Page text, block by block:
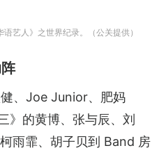
艺人》之世界纪录。（公关提供）
、Joe Junior、肥妈
》的黄博、张与辰、刘
雨霏、胡子贝到 Band 房